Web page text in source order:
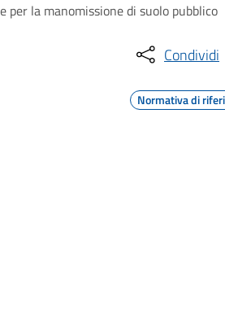
per la manomissione di suolo pubblico
Condividi
Normativa di